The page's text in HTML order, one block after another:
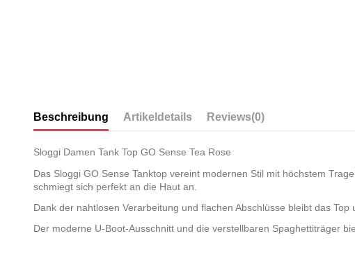
Beschreibung Artikeldetails Reviews(0)
Sloggi Damen Tank Top GO Sense Tea Rose
Das Sloggi GO Sense Tanktop vereint modernen Stil mit höchstem
schmiegt sich perfekt an die Haut an.
Dank der nahtlosen Verarbeitung und flachen Abschlüsse bleibt das
Der moderne U-Boot-Ausschnitt und die verstellbaren Spaghettiträger